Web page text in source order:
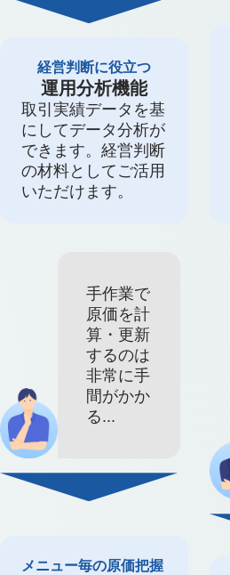
経営判断に役立つ
運用分析機能
取引実績データを基
にしてデータ分析が
できます。経営判断
の材料としてご活用
いただけます。
手作業で
原価を計
算・更新
するのは
非常に手
間がかか
る...
メニュー毎の原価把握